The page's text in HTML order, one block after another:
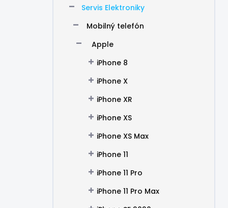
Servis Elektroniky
Mobilný telefón
Apple
iPhone 8
iPhone X
iPhone XR
iPhone XS
iPhone XS Max
iPhone 11
iPhone 11 Pro
iPhone 11 Pro Max